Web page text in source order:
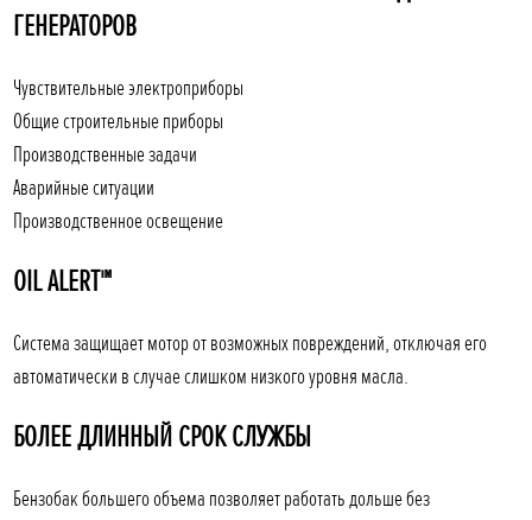
ГЕНЕРАТОРОВ
Чувствительные электроприборы
Общие строительные приборы
Производственные задачи
Аварийные ситуации
Производственное освещение
OIL ALERT™
Система защищает мотор от возможных повреждений, отключая его
автоматически в случае слишком низкого уровня масла.
БОЛЕЕ ДЛИННЫЙ СРОК СЛУЖБЫ
Бензобак большего объема позволяет работать дольше без